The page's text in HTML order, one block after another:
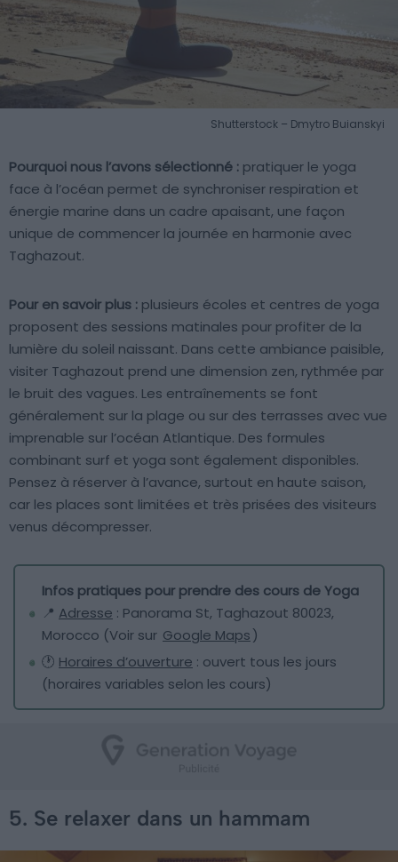
Shutterstock – Dmytro Buianskyi
Pourquoi nous l’avons sélectionné : pratiquer le yoga
face à l’océan permet de synchroniser respiration et
énergie marine dans un cadre apaisant, une façon
unique de commencer la journée en harmonie avec
Taghazout.
Pour en savoir plus : plusieurs écoles et centres de yoga
proposent des sessions matinales pour profiter de la
lumière du soleil naissant. Dans cette ambiance paisible,
visiter Taghazout prend une dimension zen, rythmée par
le bruit des vagues. Les entraînements se font
généralement sur la plage ou sur des terrasses avec vue
imprenable sur l’océan Atlantique. Des formules
combinant surf et yoga sont également disponibles.
Pensez à réserver à l’avance, surtout en haute saison,
car les places sont limitées et très prisées des visiteurs
venus décompresser.
Infos pratiques pour prendre des cours de Yoga
📍 Adresse : Panorama St, Taghazout 80023,
Morocco (Voir sur Google Maps)
🕐 Horaires d’ouverture : ouvert tous les jours
(horaires variables selon les cours)
5. Se relaxer dans un hammam